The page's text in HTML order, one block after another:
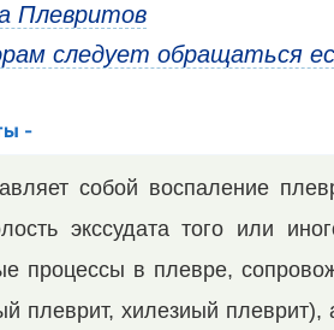
Плевритов
следует обращаться
-
собой воспаление
экссудата того или
процессы в плевре,
плеврит, хилезиый